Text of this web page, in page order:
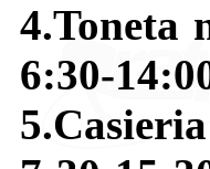
4.Toneta
6:30-